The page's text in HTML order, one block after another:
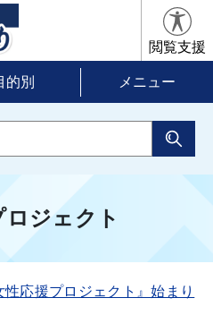
閲覧支援
的別 メニュー
ジェクト
性応援プロジェクト』始まり